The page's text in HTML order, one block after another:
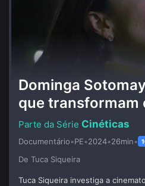
Dominga
que transformam
Cinéticas
Documentário•PE•2024•26min•
De Tuca Siqueira
Tuca Siqueira investiga a